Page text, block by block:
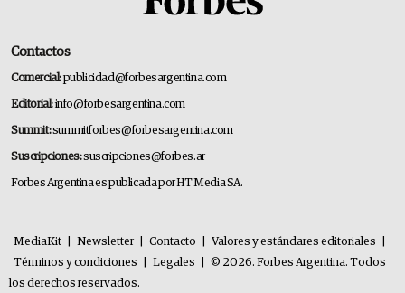
Contactos
Comercial:publicidad@forbesargentina.com
Editorial:info@forbesargentina.com
Summit:summitforbes@forbesargentina.com
Suscripciones:suscripciones@forbes.ar
Forbes Argentina es publicada por HT Media SA.
MediaKit Newsletter Contacto Valores y estándares editoriales
Términos y condiciones
Legales
© 2026. Forbes Argentina. Todos
los derechos reservados.